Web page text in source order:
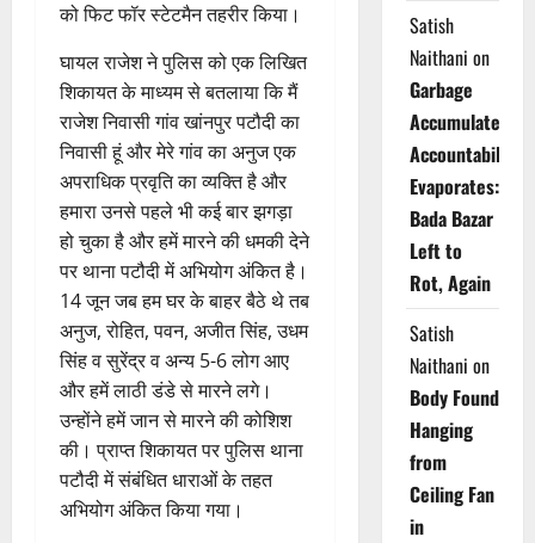
को फिट फॉर स्टेटमैन तहरीर किया।
घायल राजेश ने पुलिस को एक लिखित
शिकायत के माध्यम से बतलाया कि मैं
राजेश निवासी गांव खांनपुर पटौदी का
निवासी हूं और मेरे गांव का अनुज एक
अपराधिक प्रवृति का व्यक्ति है और
हमारा उनसे पहले भी कई बार झगड़ा
हो चुका है और हमें मारने की धमकी देने
पर थाना पटौदी में अभियोग अंकित है।
14 जून जब हम घर के बाहर बैठे थे तब
अनुज, रोहित, पवन, अजीत सिंह, उधम
सिंह व सुरेंद्र व अन्य 5-6 लोग आए
और हमें लाठी डंडे से मारने लगे।
उन्होंने हमें जान से मारने की कोशिश
की। प्राप्त शिकायत पर पुलिस थाना
पटौदी में संबंधित धाराओं के तहत
अभियोग अंकित किया गया।
Satish
Naithani on
Garbage
Accumulates,
Accountability
Evaporates:
Bada Bazar
Left to
Rot, Again
Satish
Naithani on
Body Found
Hanging
from
Ceiling Fan
in